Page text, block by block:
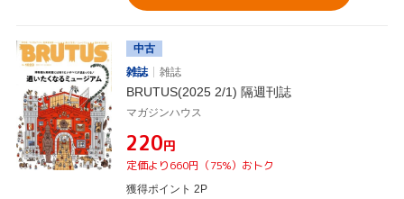
中古
雑誌
雑誌
BRUTUS(2025 2/1) 隔週刊誌
マガジンハウス
¥220円
定価より660円（75%）おトク
獲得ポイント 2P